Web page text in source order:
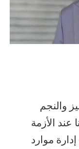
والنجم
عند الأزمة
موارد